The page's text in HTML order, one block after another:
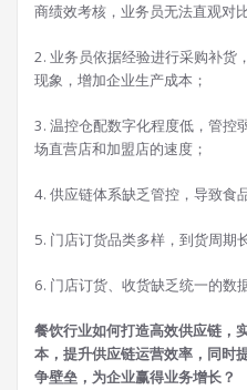
商绩效考核，业务员无法直观对
2. 业务员依据经验进行采购补货
现象，增加企业生产成本；
3. 温控仓配数字化程度低，管控
场直营店和加盟店的速度；
4. 供应链体系缺乏管控，导致食
5. 门店订货品类多样，到货周期
6. 门店订货、收货缺乏统一的数
餐饮行业如何打造高效供应链，
本，提升供应链运营效率，同时
争壁垒，为企业赢得业务增长？